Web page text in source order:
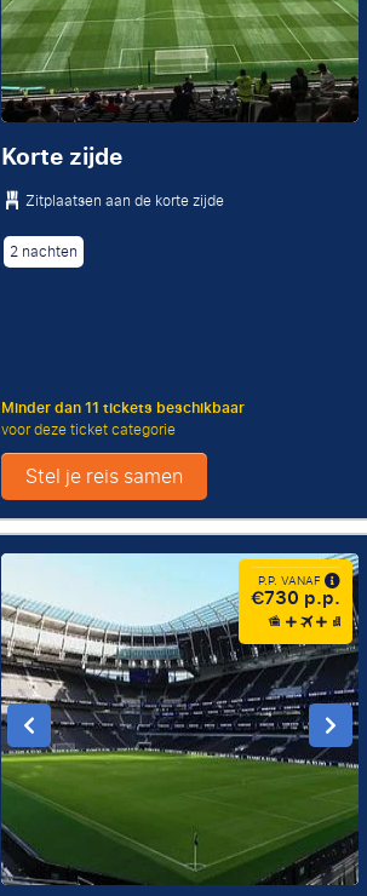
Korte zijde
Zitplaatsen aan de korte zijde
2 nachten
Minder dan 11 tickets beschikbaar
voor deze ticket categorie
Stel je reis samen
P.P. VANAF
€730 p.p.